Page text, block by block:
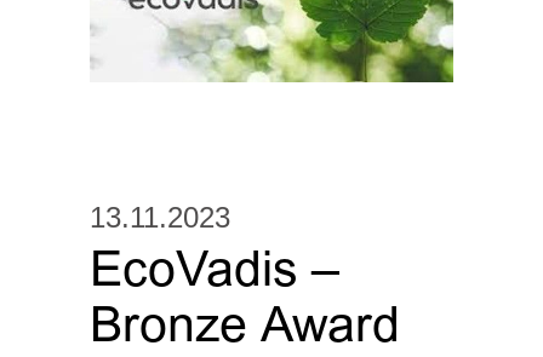
13.11.2023
EcoVadis –
Bronze Award